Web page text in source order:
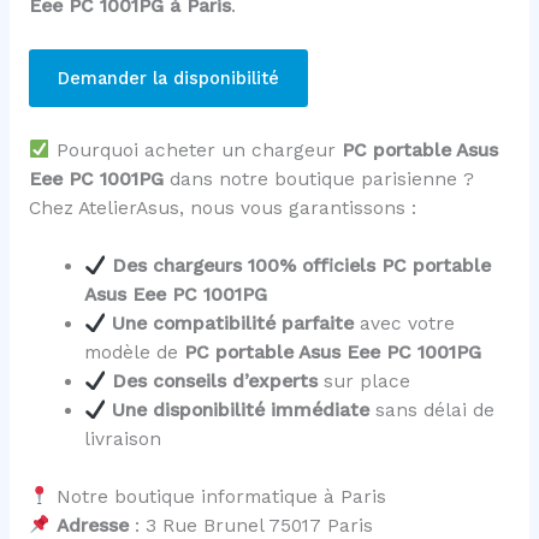
Eee PC 1001PG à Paris.
Demander la disponibilité
Pourquoi acheter un chargeur PC portable Asus
Eee PC 1001PGdans notre boutique parisienne ?
Chez AtelierAsus, nous vous garantissons :
Des chargeurs 100% officiels PC portable
Asus Eee PC 1001PG
Une compatibilité parfaiteavec votre
modèle de PC portable Asus Eee PC 1001PG
Des conseils d’expertssur place
Une disponibilité immédiatesans délai de
livraison
Notre boutique informatique à Paris
Adresse: 3 Rue Brunel 75017 Paris